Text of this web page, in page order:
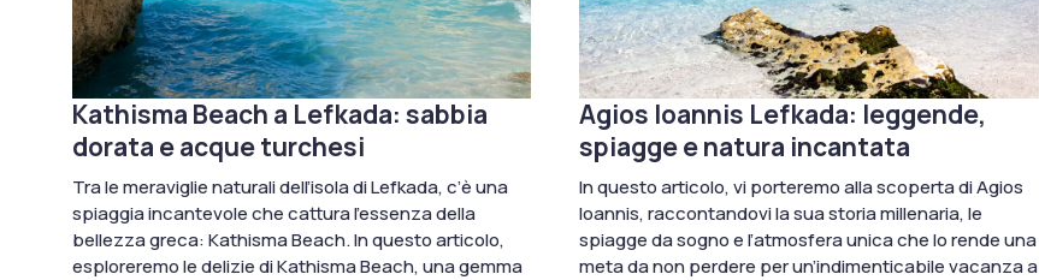
Kathisma Beach a Lefkada: sabbia
dorata e acque turchesi
Tra le meraviglie naturali dell’isola di Lefkada, c’è una
spiaggia incantevole che cattura l’essenza della
bellezza greca: Kathisma Beach. In questo articolo,
esploreremo le delizie di Kathisma Beach, una gemma
Agios Ioannis Lefkada: leggende,
spiagge e natura incantata
In questo articolo, vi porteremo alla scoperta di Agios
Ioannis, raccontandovi la sua storia millenaria, le
spiagge da sogno e l’atmosfera unica che lo rende una
meta da non perdere per un’indimenticabile vacanza a